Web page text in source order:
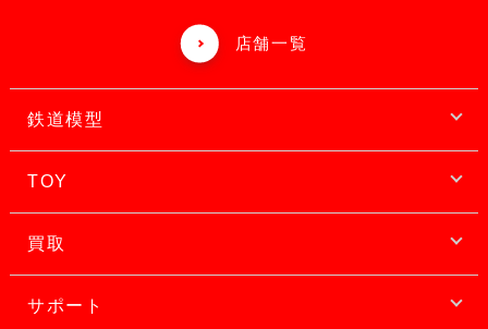
店舗一覧
鉄道模型
TOY
買取
サポート